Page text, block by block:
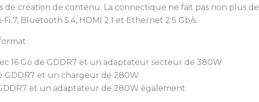
de création de contenu. La connectique ne fait pas non plus de
7, Bluetooth 5.4, HDMI 2.1 et Ethernet 2.5 Gb/s.
:
16 Go de GDDR7 et un adaptateur secteur de 380W
GDDR7 et un chargeur de 280W
et un adaptateur de 280W également